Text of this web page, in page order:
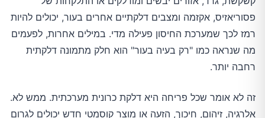
פסוריאזיס, אקזמה ומצבים דלקתיים אחרים בעור, יכולים להיות
רמז לכך שמערכת החיסון פעילה מדי. במילים אחרות, לפעמים
מה שנראה כמו "רק בעיה בעור" הוא חלק מתמונה דלקתית
רחבה יותר.
זה לא אומר שכל פריחה היא דלקת כרונית מערכתית. ממש לא.
אלרגיה, זיהום, חיכוך, הזעה או מוצר קוסמטי חדש יכולים לגרום